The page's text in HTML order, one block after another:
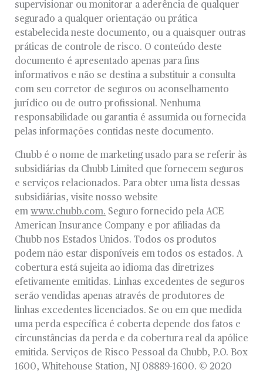
supervisionar ou monitorar a aderência de qualquer
segurado a qualquer orientação ou prática
estabelecida neste documento, ou a quaisquer outras
práticas de controle de risco. O conteúdo deste
documento é apresentado apenas para fins
informativos e não se destina a substituir a consulta
com seu corretor de seguros ou aconselhamento
jurídico ou de outro profissional. Nenhuma
responsabilidade ou garantia é assumida ou fornecida
pelas informações contidas neste documento.
Chubb é o nome de marketing usado para se referir às
subsidiárias da Chubb Limited que fornecem seguros
e serviços relacionados. Para obter uma lista dessas
subsidiárias, visite nosso website
em www.chubb.com. Seguro fornecido pela ACE
American Insurance Company e por afiliadas da
Chubb nos Estados Unidos. Todos os produtos
podem não estar disponíveis em todos os estados. A
cobertura está sujeita ao idioma das diretrizes
efetivamente emitidas. Linhas excedentes de seguros
serão vendidas apenas através de produtores de
linhas excedentes licenciados. Se ou em que medida
uma perda específica é coberta depende dos fatos e
circunstâncias da perda e da cobertura real da apólice
emitida. Serviços de Risco Pessoal da Chubb, P.O. Box
1600, Whitehouse Station, NJ 08889-1600. © 2020